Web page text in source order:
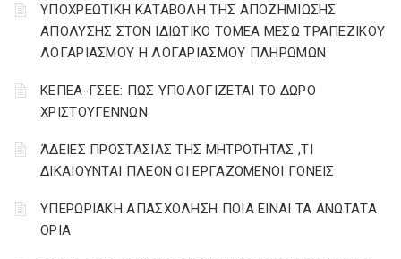
YΠΟΧΡΕΩΤΙΚΗ ΚΑΤΑΒΟΛΗ ΤΗΣ ΑΠΟΖΗΜΙΩΣΗΣ
ΑΠΟΛΥΣΗΣ ΣΤΟΝ ΙΔΙΩΤΙΚΟ ΤΟΜΕΑ ΜΕΣΩ ΤΡΑΠΕΖΙΚΟΥ
ΛΟΓΑΡΙΑΣΜΟΥ Η ΛΟΓΑΡΙΑΣΜΟΥ ΠΛΗΡΩΜΩΝ
ΚΕΠΕΑ-ΓΣΕΕ: ΠΩΣ ΥΠΟΛΟΓΙΖΕΤΑΙ ΤΟ ΔΩΡΟ
ΧΡΙΣΤΟΥΓΕΝΝΩΝ
ΆΔΕΙΕΣ ΠΡΟΣΤΑΣΙΑΣ ΤΗΣ ΜΗΤΡΟΤΗΤΑΣ ,ΤΙ
ΔΙΚΑΙΟΥΝΤΑΙ ΠΛΕΟΝ ΟΙ ΕΡΓΑΖΟΜΕΝΟΙ ΓΟΝΕΙΣ
ΥΠΕΡΩΡΙΑΚΗ ΑΠΑΣΧΟΛΗΣΗ ΠΟΙΑ ΕΙΝΑΙ ΤΑ ΑΝΩΤΑΤΑ
ΟΡΙΑ